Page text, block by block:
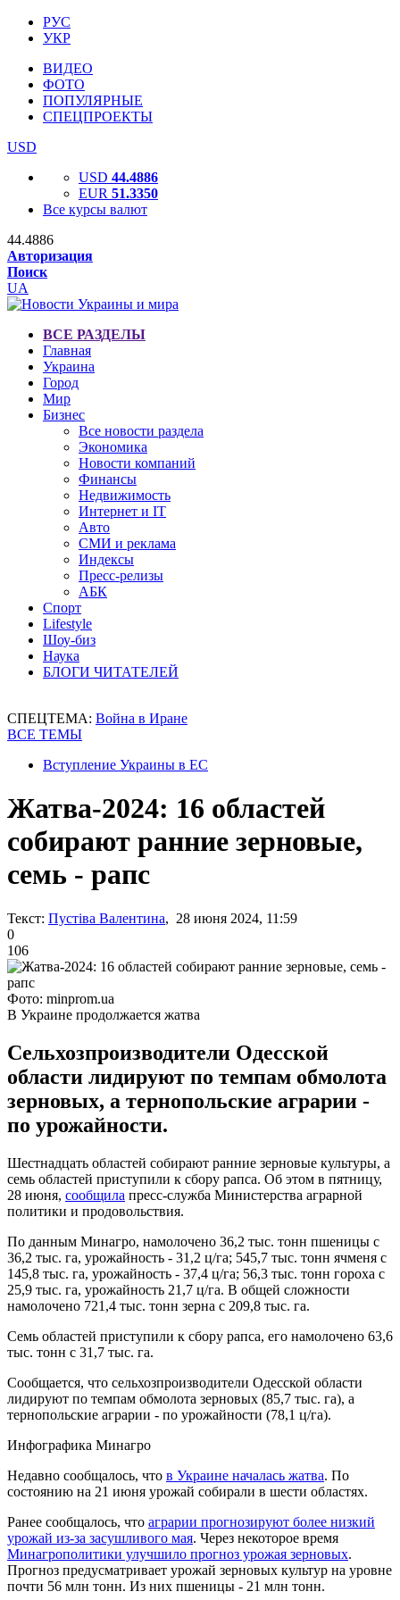
РУС
УКР
ВИДЕО
ФОТО
ПОПУЛЯРНЫЕ
СПЕЦПРОЕКТЫ
USD
USD 44.4886
EUR 51.3350
Все курсы валют
44.4886
Авторизация
Поиск
UA
ВСЕ РАЗДЕЛЫ
Главная
Украина
Город
Мир
Бизнес
Все новости раздела
Экономика
Новости компаний
Финансы
Недвижимость
Интернет и IT
Авто
СМИ и реклама
Индексы
Пресс-релизы
АБК
Спорт
Lifestyle
Шоу-биз
Наука
БЛОГИ ЧИТАТЕЛЕЙ
СПЕЦТЕМА: Война в Иране
ВСЕ ТЕМЫ
Вступление Украины в ЕС
Жатва-2024: 16 областей
собирают ранние зерновые,
семь - рапс
Текст: Пустіва Валентина, 28 июня 2024, 11:59
0
106
Фото: minprom.ua
В Украине продолжается жатва
Сельхозпроизводители Одесской
области лидируют по темпам обмолота
зерновых, а тернопольские аграрии -
по урожайности.
Шестнадцать областей собирают ранние зерновые культуры, а
семь областей приступили к сбору рапса. Об этом в пятницу,
28 июня, сообщила пресс-служба Министерства аграрной
политики и продовольствия.
По данным Минагро, намолочено 36,2 тыс. тонн пшеницы с
36,2 тыс. га, урожайность - 31,2 ц/га; 545,7 тыс. тонн ячменя с
145,8 тыс. га, урожайность - 37,4 ц/га; 56,3 тыс. тонн гороха с
25,9 тыс. га, урожайность 21,7 ц/га. В общей сложности
намолочено 721,4 тыс. тонн зерна с 209,8 тыс. га.
Семь областей приступили к сбору рапса, его намолочено 63,6
тыс. тонн с 31,7 тыс. га.
Сообщается, что сельхозпроизводители Одесской области
лидируют по темпам обмолота зерновых (85,7 тыс. га), а
тернопольские аграрии - по урожайности (78,1 ц/га).
Инфографика Минагро
Недавно сообщалось, что в Украине началась жатва. По
состоянию на 21 июня урожай собирали в шести областях.
Ранее сообщалось, что аграрии прогнозируют более низкий
урожай из-за засушливого мая. Через некоторое время
Минагрополитики улучшило прогноз урожая зерновых.
Прогноз предусматривает урожай зерновых культур на уровне
почти 56 млн тонн. Из них пшеницы - 21 млн тонн.